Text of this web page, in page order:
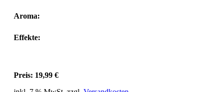
Aroma:
Effekte:
Preis: 19,99 €